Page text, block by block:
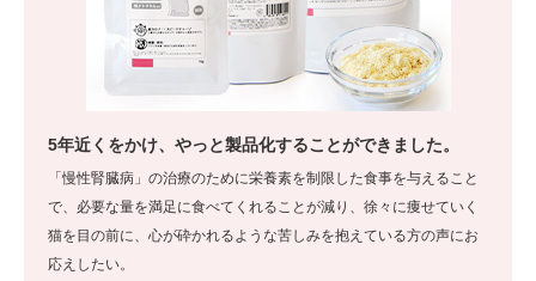
5年近くをかけ、やっと製品化することができました。
「慢性腎臓病」の治療のために栄養素を制限した食事を与えること
で、必要な量を満足に食べてくれることが減り、徐々に痩せていく
猫を目の前に、心が砕かれるような苦しみを抱えている方の声にお
応えしたい。